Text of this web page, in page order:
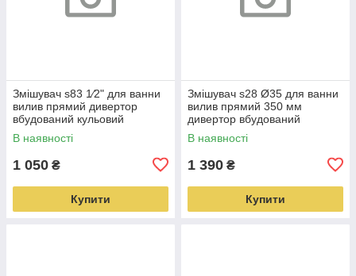
Змішувач s83 1⁄2" для ванни
вилив прямий дивертор
вбудований кульовий
AQUATICA (9783210)
В наявності
1 050 ₴
Купити
Змішувач s28 Ø35 для ванни
вилив прямий 350 мм
дивертор вбудований
картриджний AQUATICA
(9728220)
В наявності
1 390 ₴
Купити